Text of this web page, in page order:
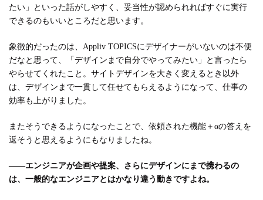
たい」といった話がしやすく、妥当性が認められればすぐに実行
できるのもいいところだと思います。
象徴的だったのは、Appliv TOPICSにデザイナーがいないのは不便
だなと思って、「デザインまで自分でやってみたい」と言ったら
やらせてくれたこと。サイトデザインを大きく変えるとき以外
は、デザインまで一貫して任せてもらえるようになって、仕事の
効率も上がりました。
またそうできるようになったことで、依頼された機能＋αの答えを
返そうと思えるようにもなりましたね。
――エンジニアが企画や提案、さらにデザインにまで携わるの
は、一般的なエンジニアとはかなり違う動きですよね。